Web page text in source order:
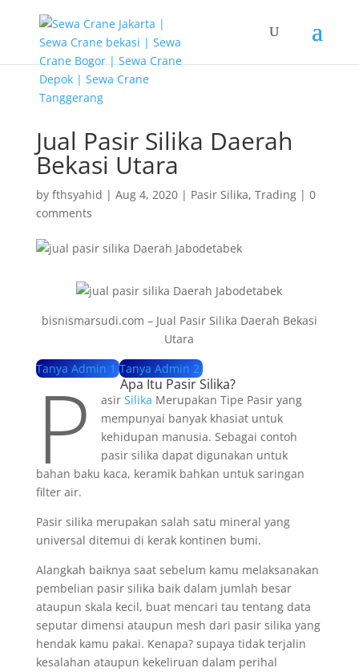
Jual Pasir Silika Daerah
Bekasi Utara
by fthsyahid | Aug 4, 2020| Pasir Silika, Trading| 0
comments
bisnismarsudi.com – Jual Pasir Silika Daerah Bekasi
Utara
Tanya Admin 1.Tanya Admin 2.
Apa Itu Pasir Silika?
P asir Silika Merupakan Tipe Pasir yang
mempunyai banyak khasiat untuk
kehidupan manusia. Sebagai contoh
pasir silika dapat digunakan untuk
bahan baku kaca, keramik bahkan untuk saringan
filter air.
Pasir silika merupakan salah satu mineral yang
universal ditemui di kerak kontinen bumi.
Alangkah baiknya saat sebelum kamu melaksanakan
pembelian pasir silika baik dalam jumlah besar
ataupun skala kecil, buat mencari tau tentang data
seputar dimensi ataupun mesh dari pasir silika yang
hendak kamu pakai. Kenapa? supaya tidak terjalin
kesalahan ataupun kekeliruan dalam perihal